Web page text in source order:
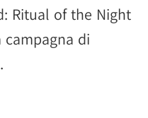
Ritual of the Night
di